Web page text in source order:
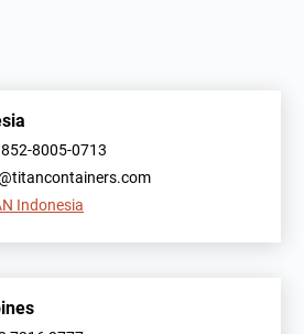
8005-0713
Indonesia